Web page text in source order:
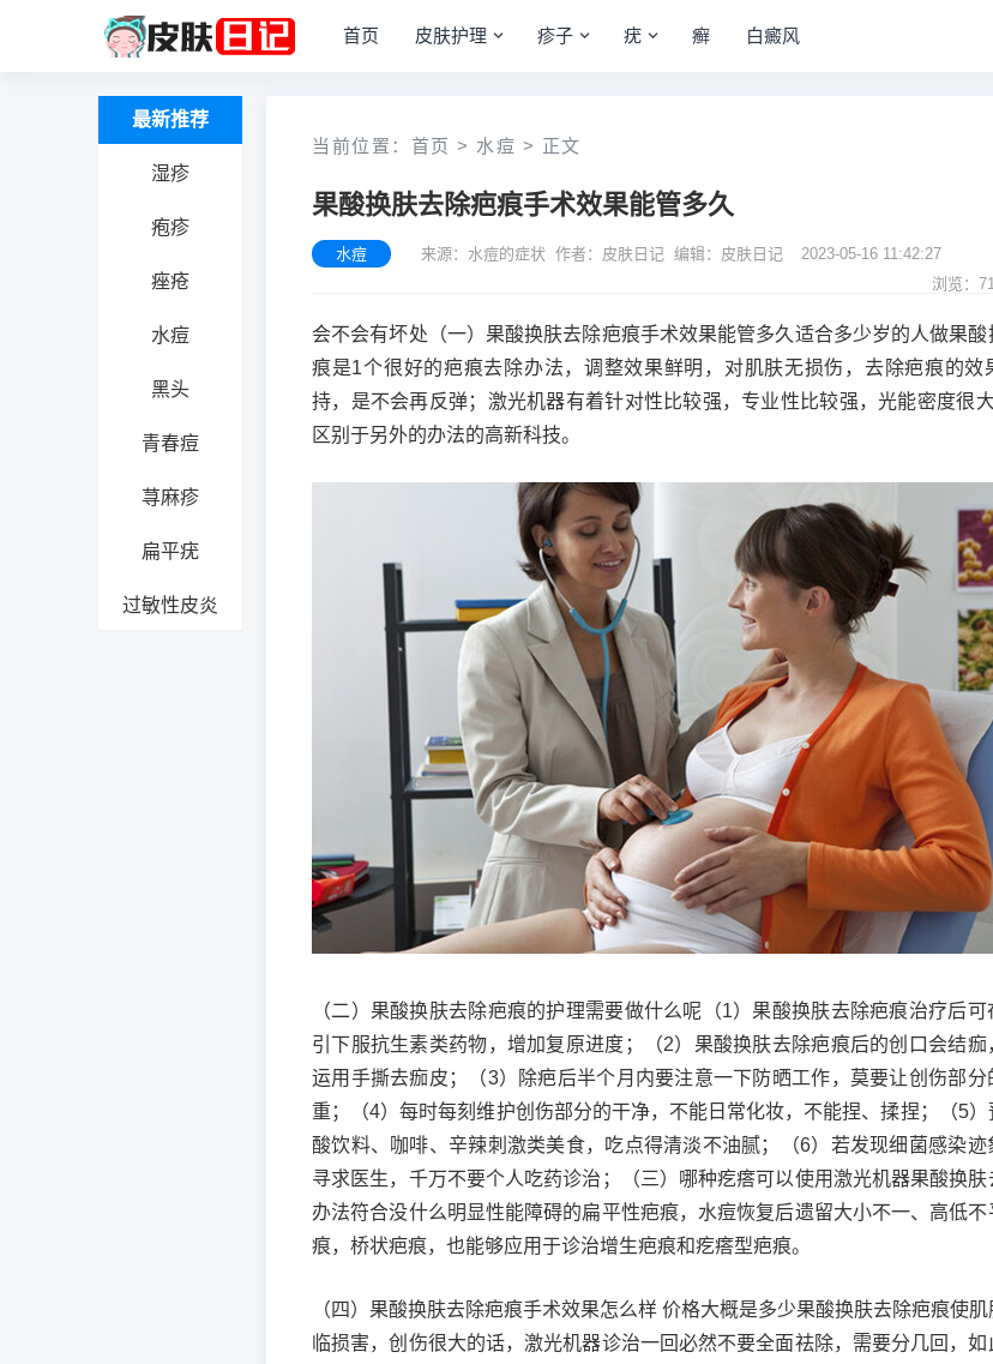
首页 皮肤护理 疹子 疣 癣 白癜风
最新推荐
湿疹
疱疹
痤疮
水痘
黑头
青春痘
荨麻疹
扁平疣
过敏性皮炎
当前位置： 首页 > 水痘 > 正文
果酸换肤去除疤痕手术效果能管多久
水痘 来源：水痘的症状 作者：皮肤日记 编辑：皮肤日记
2023-05-16 11:42:27
浏览：
会不会有坏处（一）果酸换肤去除疤痕手术效果能管多久适合多少岁的人做果
痕是1个很好的疤痕去除办法，调整效果鲜明，对肌肤无损伤，去除疤痕的效
持，是不会再反弹；激光机器有着针对性比较强，专业性比较强，光能密度很
区别于另外的办法的高新科技。
（二）果酸换肤去除疤痕的护理需要做什么呢（1）果酸换肤去除疤痕治疗后
引下服抗生素类药物，增加复原进度；（2）果酸换肤去除疤痕后的创口会结痂
运用手撕去痂皮；（3）除疤后半个月内要注意一下防晒工作，莫要让创伤部分
重；（4）每时每刻维护创伤部分的干净，不能日常化妆，不能捏、揉捏；（5
酸饮料、咖啡、辛辣刺激类美食，吃点得清淡不油腻；（6）若发现细菌感染迹
寻求医生，千万不要个人吃药诊治；（三）哪种疙瘩可以使用激光机器果酸换肤
办法符合没什么明显性能障碍的扁平性疤痕，水痘恢复后遗留大小不一、高低
痕，桥状疤痕，也能够应用于诊治增生疤痕和疙瘩型疤痕。
（四）果酸换肤去除疤痕手术效果怎么样 价格大概是多少果酸换肤去除疤痕使
临损害，创伤很大的话，激光机器诊治一回必然不要全面祛除，需要分几回，如